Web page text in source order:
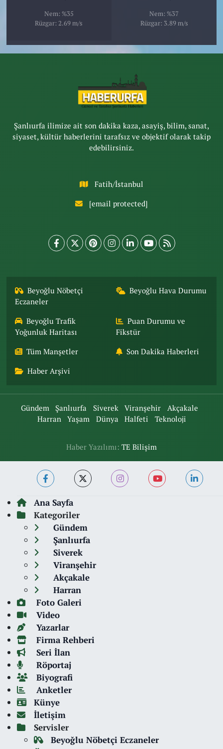
Nem: %35
Rüzgar: 2.69 m/s
Nem: %37
Rüzgar: 3.89 m/s
Şanlıurfa ilimize ait son dakika kaza, asayiş, bilim, sanat,
siyaset, kültür haberlerini tarafsız ve objektif olarak takip
edebilirsiniz.
Fatih/İstanbul
[email protected]
Beyoğlu Nöbetçi
Eczaneler
Beyoğlu Hava Durumu
Beyoğlu Trafik
Yoğunluk Haritası
Puan Durumu ve
Fikstür
Tüm Manşetler Son Dakika Haberleri
Haber Arşivi
Gündem Şanlıurfa Siverek Viranşehir
Akçakale
Harran
Yaşam Dünya Halfeti Teknoloji
Haber Yazılımı: TE Bilişim
Ana Sayfa
Kategoriler
Gündem
Şanlıurfa
Siverek
Viranşehir
Akçakale
Harran
Foto Galeri
Video
Yazarlar
Firma Rehberi
Seri İlan
Röportaj
Biyografi
Anketler
Künye
İletişim
Servisler
Beyoğlu Nöbetçi Eczaneler